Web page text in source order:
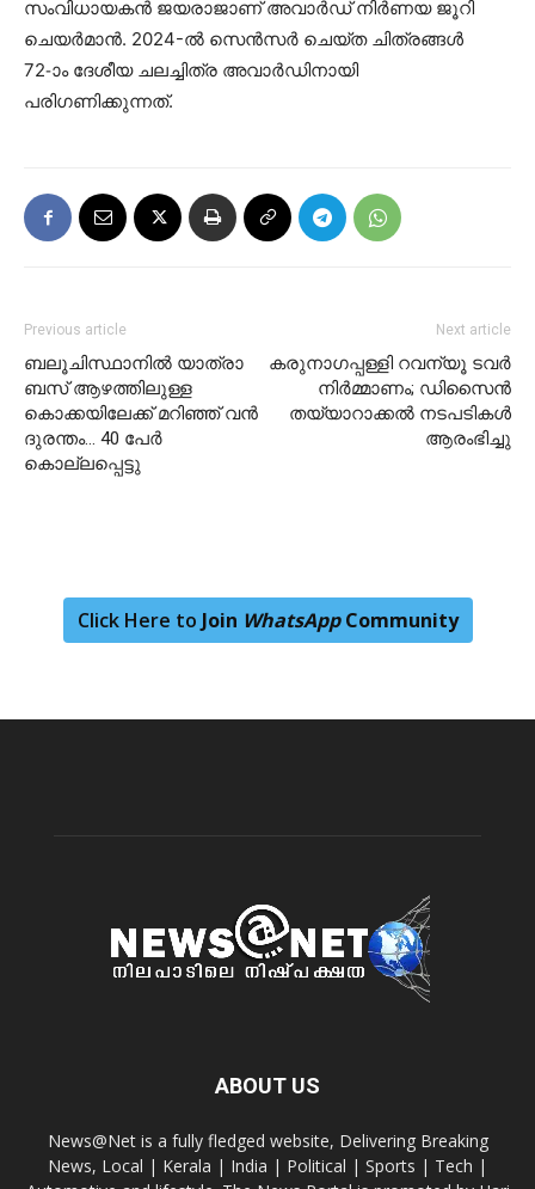
സംവിധായകന്‍ ജയരാജാണ് അവാര്‍ഡ് നിര്‍ണയ ജൂറി
ചെയര്‍മാന്‍. 2024-ല്‍ സെന്‍സര്‍ ചെയ്ത ചിത്രങ്ങള്‍
72-ാം ദേശീയ ചലച്ചിത്ര അവാര്‍ഡിനായി
പരിഗണിക്കുന്നത്.
Previous article
ബലൂചിസ്ഥാനിൽ യാത്രാ
ബസ് ആഴത്തിലുള്ള
കൊക്കയിലേക്ക് മറിഞ്ഞ് വൻ
ദുരന്തം… 40 പേർ
കൊല്ലപ്പെട്ടു
Next article
കരുനാഗപ്പള്ളി റവന്യൂ ടവർ
നിർമ്മാണം; ഡിസൈൻ
തയ്യാറാക്കൽ നടപടികൾ
ആരംഭിച്ചു
Click Here to Join WhatsAppCommunity
ABOUT US
News@Net is a fully fledged website, Delivering Breaking
News, Local | Kerala | India | Political | Sports | Tech |